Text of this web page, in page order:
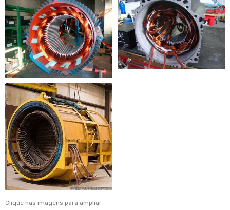
Clique nas imagens para ampliar